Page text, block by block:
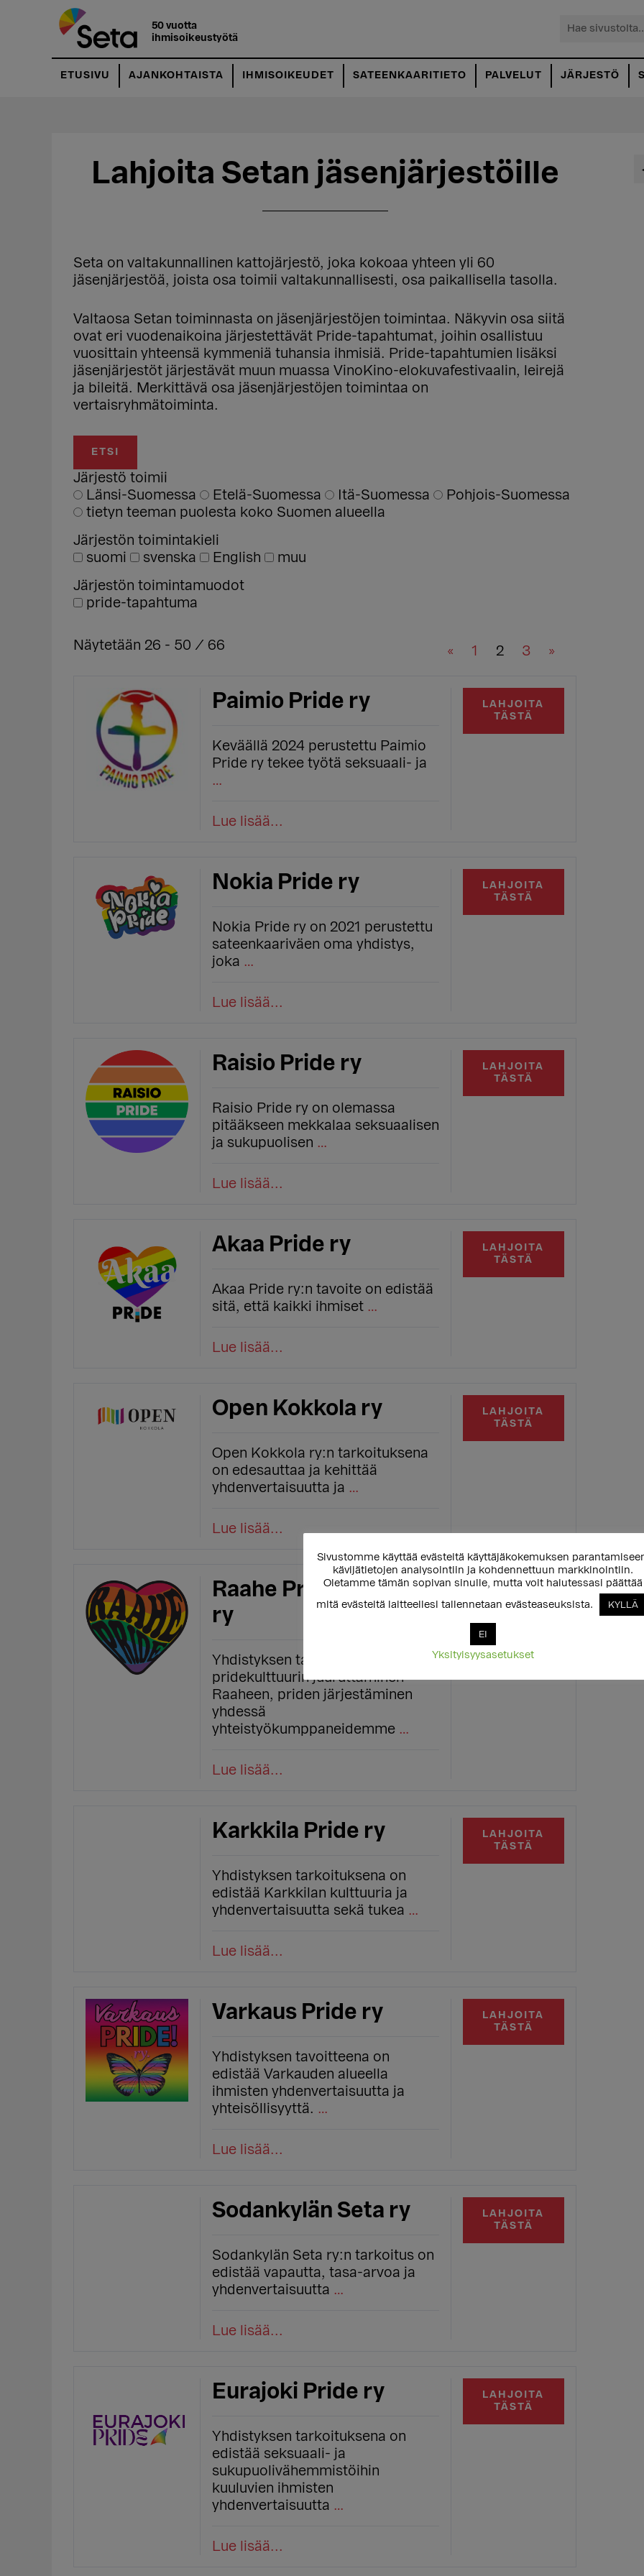
pääsisältöön
ensisijaiseen
50 vuotta
ihmisoikeustyötä
Hae
ETUSIVU AJANKOHTAISTA IHMISOIKEUDET SATEENKAARITIETO PALVELUT JÄRJESTÖ
Lahjoita Setan jäsenjärjestöille
Seta on valtakunnallinen kattojärjestö, joka kokoaa yhteen yli 60
jäsenjärjestöä, joista osa toimii valtakunnallisesti, osa paikallisella tasolla.
Valtaosa Setan toiminnasta on jäsenjärjestöjen toimintaa. Näkyvin osa siitä
ovat eri vuodenaikoina järjestettävät Pride-tapahtumat, joihin osallistuu
vuosittain yhteensä kymmeniä tuhansia ihmisiä. Pride-tapahtumien lisäksi
jäsenjärjestöt järjestävät muun muassa VinoKino-elokuvafestivaalin, leirejä
ja bileitä. Merkittävä osa jäsenjärjestöjen toimintaa on
vertaisryhmätoiminta.
Järjestö toimii
Länsi-Suomessa
Etelä-Suomessa Itä-Suomessa
Pohjois-Suomessa
tietyn teeman puolesta koko Suomen alueella
Järjestön toimintakieli
suomi
svenska English
muu
Järjestön toimintamuodot
pride-tapahtuma
Näytetään 26 - 50 / 66 « 1 2 3 »
Paimio Pride ry
Keväällä 2024 perustettu Paimio
Pride ry tekee työtä seksuaali- ja
…
Lue lisää...
LAHJOITA
TÄSTÄ
Nokia Pride ry
Nokia Pride ry on 2021 perustettu
sateenkaariväen oma yhdistys,
joka …
Lue lisää...
LAHJOITA
TÄSTÄ
Raisio Pride ry
Raisio Pride ry on olemassa
pitääkseen mekkalaa seksuaalisen
ja sukupuolisen …
Lue lisää...
LAHJOITA
TÄSTÄ
Akaa Pride ry
Akaa Pride ry:n tavoite on edistää
sitä, että kaikki ihmiset…
Lue lisää...
LAHJOITA
TÄSTÄ
Open Kokkola ry
Open Kokkola ry:n tarkoituksena
on edesauttaa ja kehittää
yhdenvertaisuutta ja …
Lue lisää...
LAHJOITA
TÄSTÄ
Raahe Pride -yhteisö
ry
Yhdistyksen tarkoituksena on
pridekulttuurin juuruttaminen
Raaheen, priden järjestäminen
yhdessä
yhteistyökumppaneidemme…
Lue lisää...
TÄSTÄ
Karkkila Pride ry
Yhdistyksen tarkoituksena on
edistää Karkkilan kulttuuria ja
yhdenvertaisuutta sekä tukea …
Lue lisää...
LAHJOITA
TÄSTÄ
Varkaus Pride ry
Yhdistyksen tavoitteena on
edistää Varkauden alueella
ihmisten yhdenvertaisuutta ja
yhteisöllisyyttä. …
Lue lisää...
LAHJOITA
TÄSTÄ
Sodankylän Seta ry
Sodankylän Seta ry:n tarkoitus on
edistää vapautta, tasa-arvoa ja
yhdenvertaisuutta …
Lue lisää...
LAHJOITA
TÄSTÄ
Eurajoki Pride ry
Yhdistyksen tarkoituksena on
edistää seksuaali- ja
sukupuolivähemmistöihin
kuuluvien ihmisten
yhdenvertaisuutta …
Lue lisää...
LAHJOITA
TÄSTÄ
Sivustomme käyttää evästeitä käyttäjäkokemuksen
kävijätietojen analysointiin ja kohdennettuun markkinointiin.
Oletamme tämän sopivan sinulle, mutta voit halutessasi päättää
mitä evästeitä laitteellesi tallennetaan evästeaseuksista.
KYLLÄ
EI
Yksityisyysasetukset